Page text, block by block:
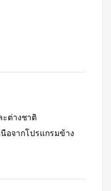
ต่างชาติ
อจากโปรแกรมข้าง